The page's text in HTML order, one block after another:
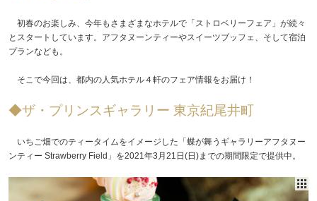
初春のお楽しみ、今年もさまざまなホテルで「ストロベリーフェア」が続々
とスタートしています。アフタヌーンティーやスイーツブッフェ、そして宿泊
プランなども。
そこで今回は、都内の人気ホテル４軒のフェア情報をお届け！
◆ザ・プリンスギャラリー 東京紀尾井町
いちご畑でのティータイムをイメージした「蝶が舞うギャラリーアフタヌー
ンティー Strawberry Field」を2021年3月21日(日)までの期間限定で提供中。